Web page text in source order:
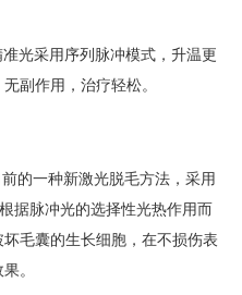
采用序列脉冲模式，升温更
副作用，治疗轻松。
的一种新激光脱毛方法，采用
据脉冲光的选择性光热作用而
毛囊的生长细胞，在不损伤表
。